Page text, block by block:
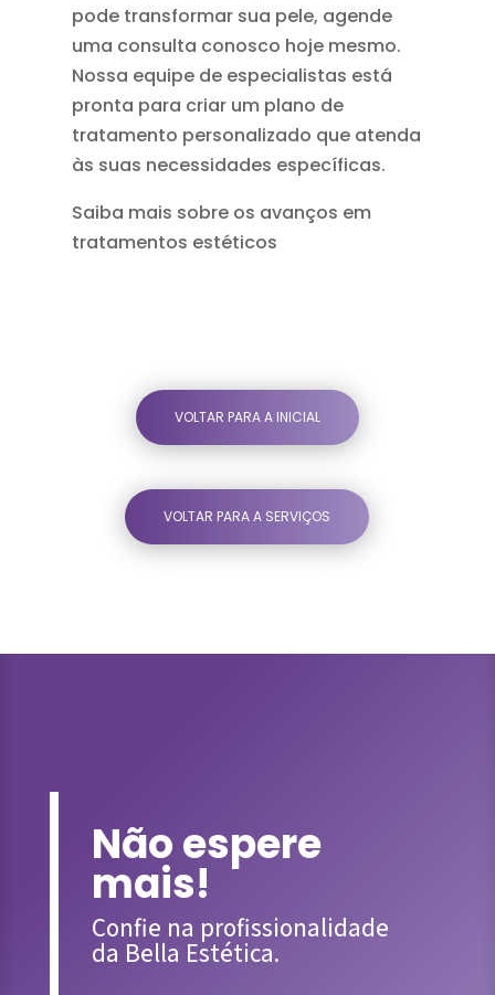
pode transformar sua pele, agende
uma consulta conosco hoje mesmo.
Nossa equipe de especialistas está
pronta para criar um plano de
tratamento personalizado que atenda
às suas necessidades específicas.
Saiba mais sobre os avanços em
tratamentos estéticos
VOLTAR PARA A INICIAL
VOLTAR PARA A SERVIÇOS
Não espere
mais!
Confie na profissionalidade
da Bella Estética.